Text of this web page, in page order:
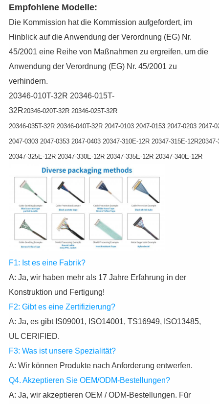
Empfohlene Modelle:
Die Kommission hat die Kommission aufgefordert, im
Hinblick auf die Anwendung der Verordnung (EG) Nr.
45/2001 eine Reihe von Maßnahmen zu ergreifen, um die
Anwendung der Verordnung (EG) Nr. 45/2001 zu
verhindern.
20346-010T-32R 20346-015T-
32R20346-020T-32R 20346-025T-32R
20346-035T-32R 20346-040T-32R 2047-0103 2047-0153 2047-0203 2047-
2047-0303 2047-0353 2047-0403 20347-310E-12R 20347-315E-12R
20347-325E-12R 20347-330E-12R 20347-335E-12R 20347-340E-12R
F1: Ist es eine Fabrik?
A: Ja, wir haben mehr als 17 Jahre Erfahrung in der
Konstruktion und Fertigung!
F2: Gibt es eine Zertifizierung?
A: Ja, es gibt IS09001, ISO14001, TS16949, ISO13485,
UL CERIFIED.
F3: Was ist unsere Spezialität?
A: Wir können Produkte nach Anforderung entwerfen.
Q4. Akzeptieren Sie OEM/ODM-Bestellungen?
A: Ja, wir akzeptieren OEM / ODM-Bestellungen. Für